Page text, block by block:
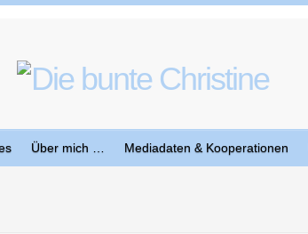
Über mich … Mediadaten & Kooperationen